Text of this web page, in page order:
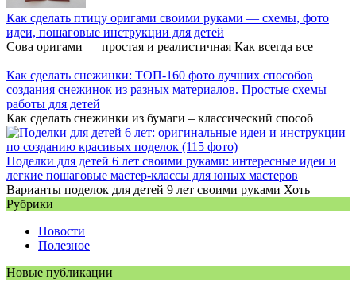
Как сделать птицу оригами своими руками — схемы, фото
идеи, пошаговые инструкции для детей
Сова оригами — простая и реалистичная Как всегда все
Как сделать снежинки: ТОП-160 фото лучших способов
создания снежинок из разных материалов. Простые схемы
работы для детей
Как сделать снежинки из бумаги – классический способ
Поделки для детей 6 лет своими руками: интересные идеи и
легкие пошаговые мастер-классы для юных мастеров
Варианты поделок для детей 9 лет своими руками Хоть
Рубрики
Новости
Полезное
Новые публикации